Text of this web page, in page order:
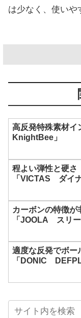
は少なく、使いや
高反発特殊素材
KnightBee」
程よい弾性と硬
「VICTAS ダイ
カーボンの特徴が
「JOOLA スリ
適度な反発でボー
「DONIC